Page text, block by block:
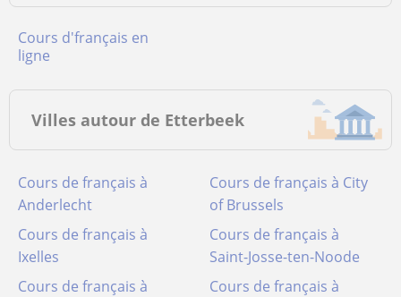
Cours d'français en
ligne
Villes autour de Etterbeek
Cours de français à
Anderlecht
Cours de français à City
of Brussels
Cours de français à
Ixelles
Cours de français à
Saint-Josse-ten-Noode
Cours de français à
Cours de français à